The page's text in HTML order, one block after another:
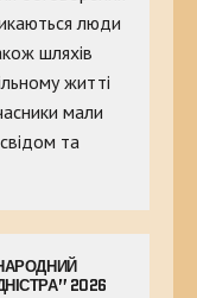
люди
шляхів
житті
мали
та
2026